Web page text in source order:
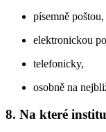
písemně poštou,
elektronickou
telefonicky,
osobně na
8. Na které